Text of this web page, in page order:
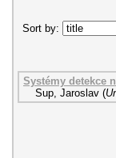
Sort by:
Systémy detekce
Sup, Jaroslav (